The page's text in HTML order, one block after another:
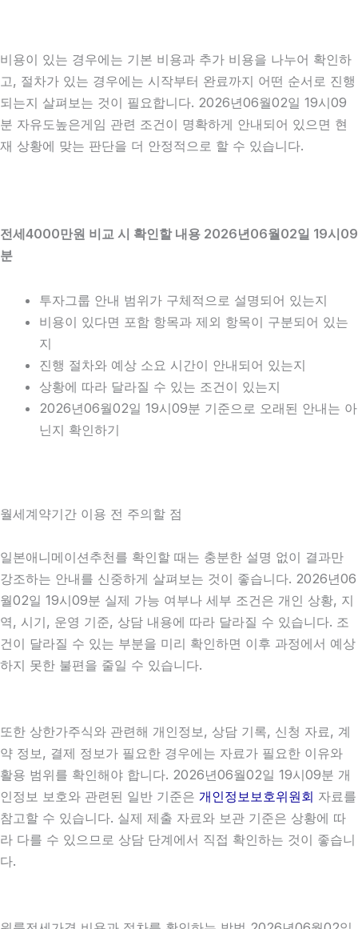
비용이 있는 경우에는 기본 비용과 추가 비용을 나누어 확인하
고, 절차가 있는 경우에는 시작부터 완료까지 어떤 순서로 진행
되는지 살펴보는 것이 필요합니다. 2026년06월02일 19시09
분 자유도높은게임 관련 조건이 명확하게 안내되어 있으면 현
재 상황에 맞는 판단을 더 안정적으로 할 수 있습니다.
전세4000만원 비교 시 확인할 내용 2026년06월02일 19시09
분
투자그룹 안내 범위가 구체적으로 설명되어 있는지
비용이 있다면 포함 항목과 제외 항목이 구분되어 있는
지
진행 절차와 예상 소요 시간이 안내되어 있는지
상황에 따라 달라질 수 있는 조건이 있는지
2026년06월02일 19시09분 기준으로 오래된 안내는 아
닌지 확인하기
월세계약기간 이용 전 주의할 점
일본애니메이션추천를 확인할 때는 충분한 설명 없이 결과만
강조하는 안내를 신중하게 살펴보는 것이 좋습니다. 2026년06
월02일 19시09분 실제 가능 여부나 세부 조건은 개인 상황, 지
역, 시기, 운영 기준, 상담 내용에 따라 달라질 수 있습니다. 조
건이 달라질 수 있는 부분을 미리 확인하면 이후 과정에서 예상
하지 못한 불편을 줄일 수 있습니다.
또한 상한가주식와 관련해 개인정보, 상담 기록, 신청 자료, 계
약 정보, 결제 정보가 필요한 경우에는 자료가 필요한 이유와
활용 범위를 확인해야 합니다. 2026년06월02일 19시09분 개
인정보 보호와 관련된 일반 기준은 개인정보보호위원회 자료를
참고할 수 있습니다. 실제 제출 자료와 보관 기준은 상황에 따
라 다를 수 있으므로 상담 단계에서 직접 확인하는 것이 좋습니
다.